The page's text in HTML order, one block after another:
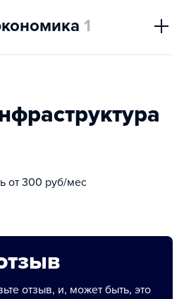
1
от 300 руб/мес
отзыв, и, может быть, это